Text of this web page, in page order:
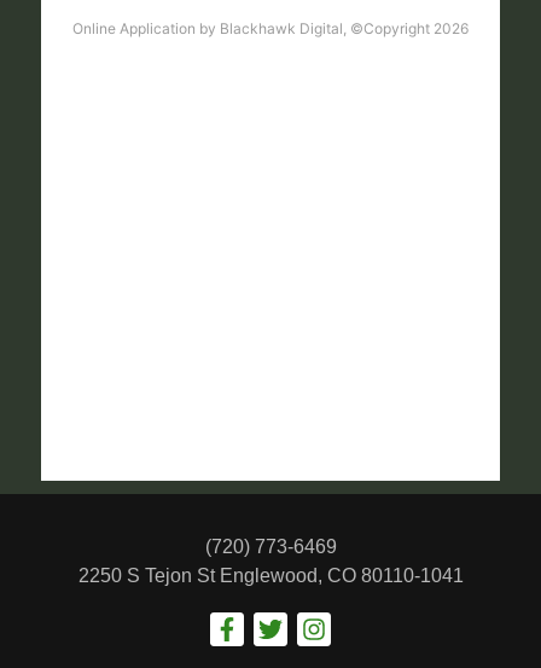
(720) 773-6469
2250 S Tejon St Englewood, CO 80110-1041